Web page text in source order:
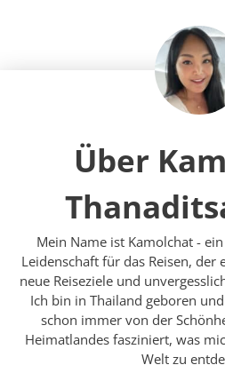
Über
Mein Name ist Kamolchat -
Leidenschaft für das Reisen, der
neue Reiseziele und
Ich bin in Thailand geboren
schon immer von der
Heimatlandes fasziniert, was
Welt zu